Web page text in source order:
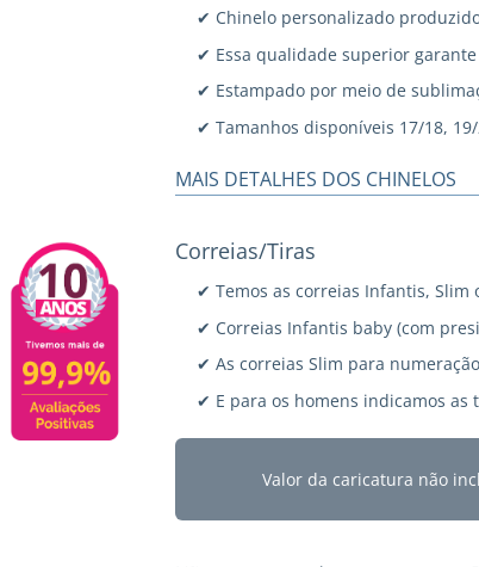
✔ Chinelo personalizado
✔ Essa qualidade superior
✔ Estampado por meio de
✔ Tamanhos disponíveis 17/18,
MAIS DETALHES DOS CHINELOS
Correias/Tiras
✔ Temos as correias Infantis,
✔ Correias Infantis baby (com
✔ As correias Slim para
✔ E para os homens indicamos as
Valor da caricatura não